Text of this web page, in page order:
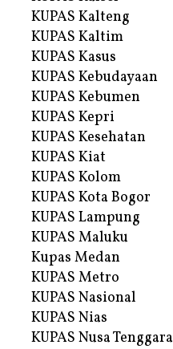
KUPAS Kalteng
KUPAS Kaltim
KUPAS Kasus
KUPAS Kebudayaan
KUPAS Kebumen
KUPAS Kepri
KUPAS Kesehatan
KUPAS Kiat
KUPAS Kolom
KUPAS Kota Bogor
KUPAS Lampung
KUPAS Maluku
Kupas Medan
KUPAS Metro
KUPAS Nasional
KUPAS Nias
KUPAS Nusa Tenggara